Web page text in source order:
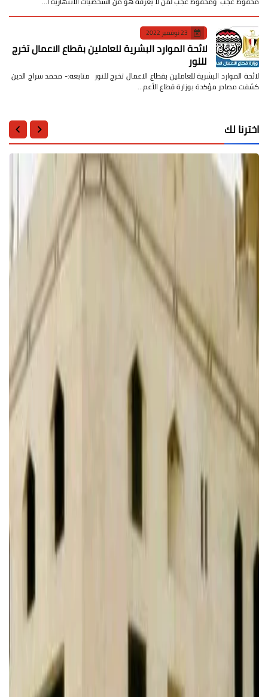
23 نوفمبر 2022
لائحة الموارد البشرية للعاملين بقطاع الاعمال تخرج
للنور
لائحة الموارد البشرية للعاملين بقطاع الاعمال تخرج للنور متابعه:- محمد سراج الدين
كشفت مصادر مؤكدة بوزارة قطاع الأعم…
اخترنا لك